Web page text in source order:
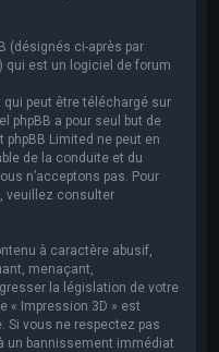
(désignés ci-après par
qui est un logiciel de forum
qui peut être téléchargé sur
phpBB a pour seul but de
Limited ne peut en
de la conduite et du
n’acceptons pas. Pour
veuillez consulter
à caractère abusif,
menaçant,
la législation de votre
« Impression 3D » est
Si vous ne respectez pas
un bannissement immédiat